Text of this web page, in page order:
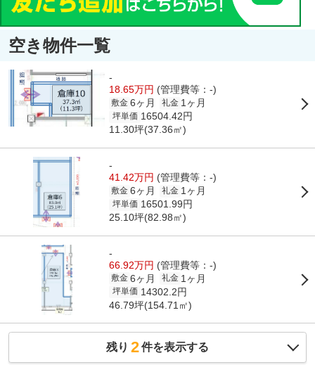
空き物件一覧
-
18.65万円 (管理費等：-)
敷金 6ヶ月 礼金 1ヶ月
坪単価 16504.42円
11.30坪(37.36㎡)
-
41.42万円 (管理費等：-)
敷金 6ヶ月 礼金 1ヶ月
坪単価 16501.99円
25.10坪(82.98㎡)
-
66.92万円 (管理費等：-)
敷金 6ヶ月 礼金 1ヶ月
坪単価 14302.2円
46.79坪(154.71㎡)
残り 2件を表示する